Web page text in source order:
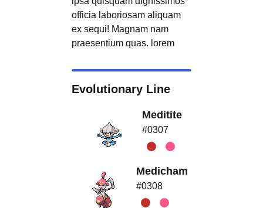
officia laboriosam aliquam
ex sequi! Magnam nam
praesentium quas. lorem
Evolutionary Line
Meditite
#0307
Medicham
#0308